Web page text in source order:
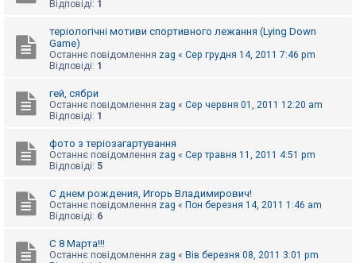
Відповіді: 1
теріологічні мотиви спортивного лежання (Lying Down
Game)
Останнє повідомлення zag « Сер грудня 14, 2011 7:46 pm
Відповіді: 1
гей, сябри
Останнє повідомлення zag « Сер червня 01, 2011 12:20 am
Відповіді: 1
фото з теріозагартування
Останнє повідомлення zag « Сер травня 11, 2011 4:51 pm
Відповіді: 5
С днем рождения, Игорь Владимирович!
Останнє повідомлення zag « Пон березня 14, 2011 1:46 am
Відповіді: 6
С 8 Марта!!!
Останнє повідомлення zag « Вів березня 08, 2011 3:01 pm